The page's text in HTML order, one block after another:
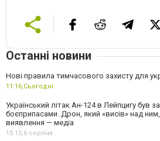
Останні новини
Нові правила тимчасового захисту для
11:16, Сьогодні
Український літак Ан-124 в Лейпцигу був
боєприпасами. Дрон, який «висів» над
виявлення — медіа
15:15, 6 серпня